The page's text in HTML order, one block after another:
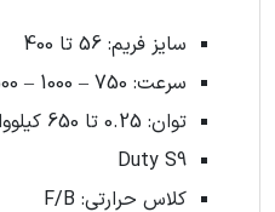
سایز فریم: 56 تا 400
سرعت: 750 – 1000 – 1500 – 3000 دور در دقیقه
توان: 0.25 تا 650 کیلووات
Duty S9
کلاس حرارتی: F/B